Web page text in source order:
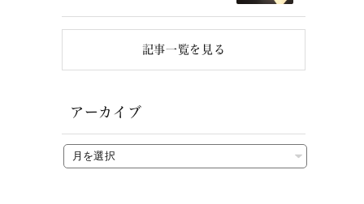
記事一覧を見る
アーカイブ